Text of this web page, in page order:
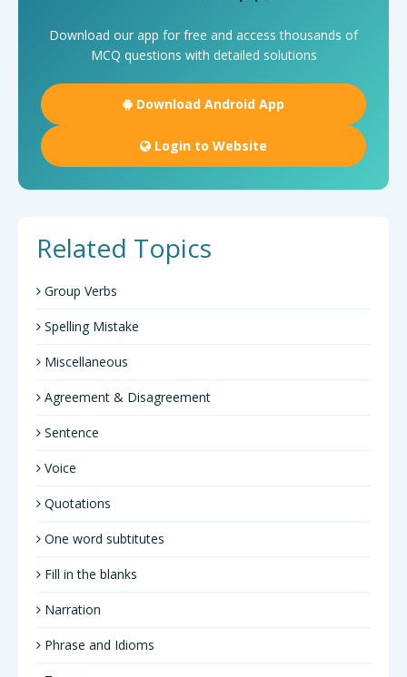
Download our app for free and access thousands of
MCQ questions with detailed solutions
Download Android App
Login to Website
Related Topics
Group Verbs
Spelling Mistake
Miscellaneous
Agreement & Disagreement
Sentence
Voice
Quotations
One word subtitutes
Fill in the blanks
Narration
Phrase and Idioms